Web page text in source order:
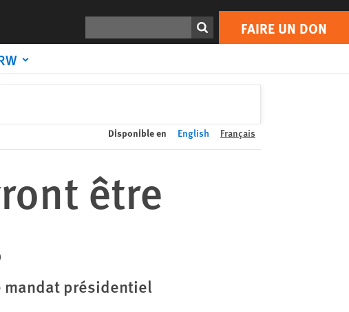
FAIRE UN DON
Print FAIRE UN DON
Disponible en English Français
être
mandat présidentiel